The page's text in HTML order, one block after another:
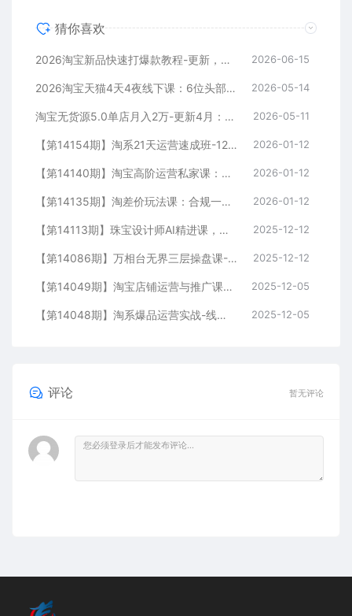
猜你喜欢
2026淘宝新品快速打爆款教程-更新，全站推广工具+孵化机制+提报冲顶全流程教学 2026-06-15
2026淘宝天猫4天4夜线下课：6位头部导师亲授，AI数智化+AIGC增长+利润倍增+爆款突围全落地 2026-05-14
淘宝无货源5.0单店月入2万-更新4月：开店防骗到下单发货，蓝海选品+三店循环玩法全掌握 2026-05-11
【第14154期】淘系21天运营速成班-12月更新，能够快速复制落地，系统掌握淘系盈利运营的核心技能 2026-01-12
【第14140期】淘宝高阶运营私家课：选品、爆款、全店动销，三模块构建盈利闭环，助你月入破5万 2026-01-12
【第14135期】淘差价玩法课：合规一件代发起店，1688拿货、数据化选品、低价推广，新手稳健盈利(更新12月) 2026-01-12
【第14113期】珠宝设计师AI精进课，工具融合、精准控图、风格化表达，实现从工匠到大师 2025-12-12
【第14086期】万相台无界三层操盘课-75期，销量布局、分层推广、投产优化，构建盈利店铺系统 2025-12-12
【第14049期】淘宝店铺运营与推广课-11月：从测款筛选到爆款打爆完整流程，提升店铺流量与转化效率 2025-12-05
【第14048期】淘系爆品运营实战-线下课，免费流量、付费模型、利润优化，三天掌握爆品逻辑月销破百万 2025-12-05
评论 暂无评论